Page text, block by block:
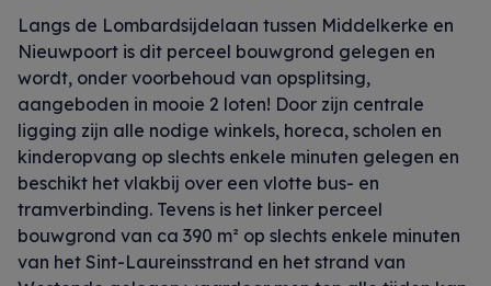
Langs de Lombardsijdelaan tussen Middelkerke en
Nieuwpoort is dit perceel bouwgrond gelegen en
wordt, onder voorbehoud van opsplitsing,
aangeboden in mooie 2 loten! Door zijn centrale
ligging zijn alle nodige winkels, horeca, scholen en
kinderopvang op slechts enkele minuten gelegen en
beschikt het vlakbij over een vlotte bus- en
tramverbinding. Tevens is het linker perceel
bouwgrond van ca 390 m² op slechts enkele minuten
van het Sint-Laureinsstrand en het strand van